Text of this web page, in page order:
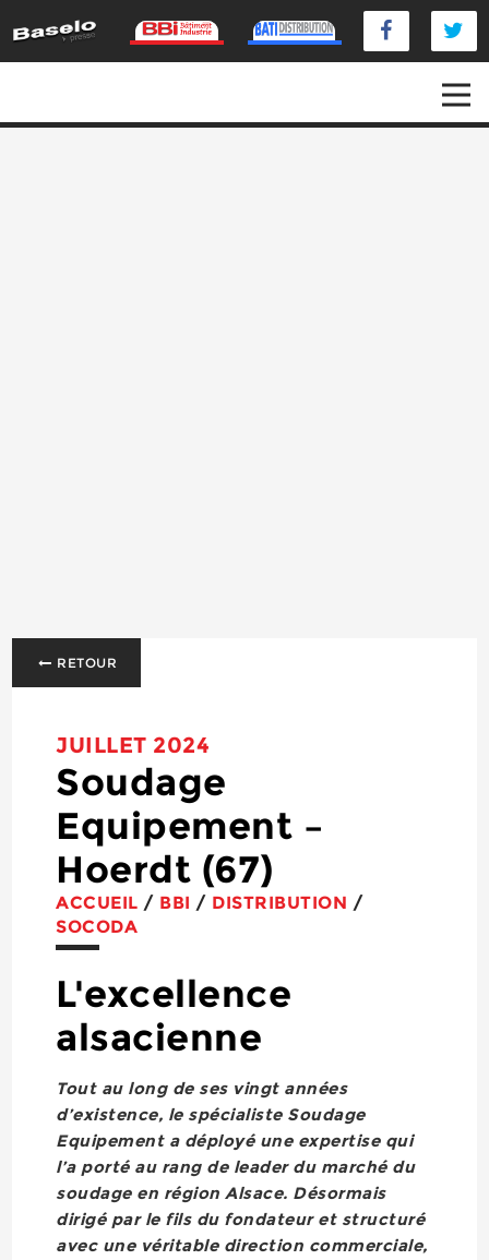
RETOUR
JUILLET 2024
Soudage
Equipement –
Hoerdt (67)
ACCUEIL / BBI / DISTRIBUTION /
SOCODA
L'excellence
alsacienne
Tout au long de ses vingt années
d’existence, le spécialiste Soudage
Equipement a déployé une expertise qui
l’a porté au rang de leader du marché du
soudage en région Alsace. Désormais
dirigé par le fils du fondateur et structuré
avec une véritable direction commerciale,